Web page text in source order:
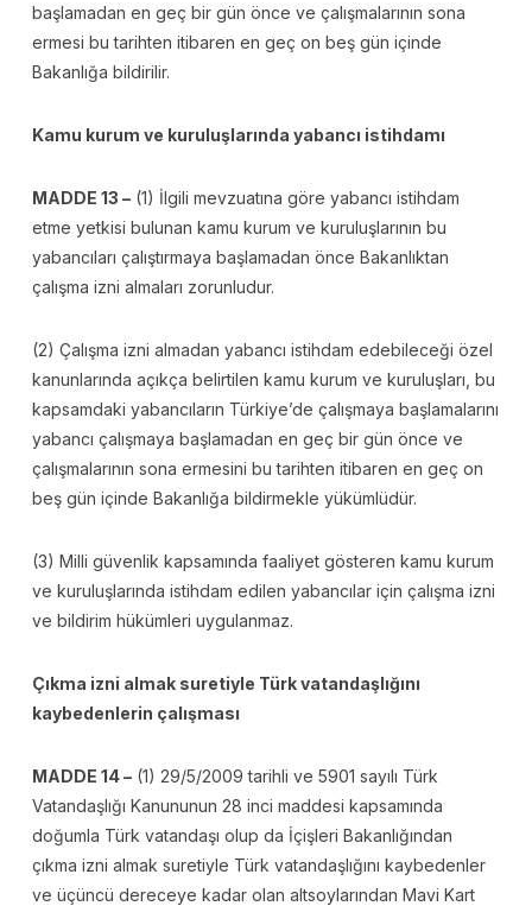
başlamadan en geç bir gün önce ve çalışmalarının sona
ermesi bu tarihten itibaren en geç on beş gün içinde
Bakanlığa bildirilir.
Kamu kurum ve kuruluşlarında yabancı istihdamı
MADDE 13 –(1) İlgili mevzuatına göre yabancı istihdam
etme yetkisi bulunan kamu kurum ve kuruluşlarının bu
yabancıları çalıştırmaya başlamadan önce Bakanlıktan
çalışma izni almaları zorunludur.
(2) Çalışma izni almadan yabancı istihdam edebileceği özel
kanunlarında açıkça belirtilen kamu kurum ve kuruluşları, bu
kapsamdaki yabancıların Türkiye’de çalışmaya başlamalarını
yabancı çalışmaya başlamadan en geç bir gün önce ve
çalışmalarının sona ermesini bu tarihten itibaren en geç on
beş gün içinde Bakanlığa bildirmekle yükümlüdür.
(3) Milli güvenlik kapsamında faaliyet gösteren kamu kurum
ve kuruluşlarında istihdam edilen yabancılar için çalışma izni
ve bildirim hükümleri uygulanmaz.
Çıkma izni almak suretiyle Türk vatandaşlığını
kaybedenlerin çalışması
MADDE 14 –(1) 29/5/2009 tarihli ve 5901 sayılı Türk
Vatandaşlığı Kanununun 28 inci maddesi kapsamında
doğumla Türk vatandaşı olup da İçişleri Bakanlığından
çıkma izni almak suretiyle Türk vatandaşlığını kaybedenler
ve üçüncü dereceye kadar olan altsoylarından Mavi Kart